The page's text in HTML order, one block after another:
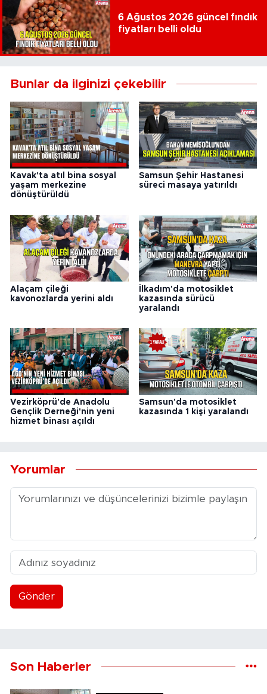
6 Ağustos 2026 güncel fındık
fiyatları belli oldu
Bunlar da ilginizi çekebilir
Kavak'ta atıl bina sosyal
yaşam merkezine
dönüştürüldü
Samsun Şehir Hastanesi
süreci masaya yatırıldı
Alaçam çileği
kavonozlarda yerini aldı
İlkadım'da motosiklet
kazasında sürücü
yaralandı
Vezirköprü'de Anadolu
Gençlik Derneği'nin yeni
hizmet binası açıldı
Samsun'da motosiklet
kazasında 1 kişi yaralandı
Yorumlar
Gönder
Son Haberler